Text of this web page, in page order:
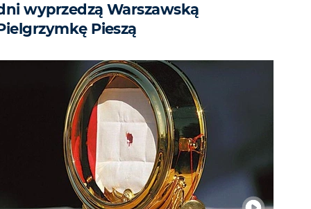
wyprzedzą Warszawską
Pieszą